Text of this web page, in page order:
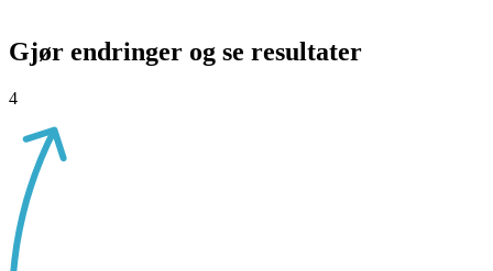
Gjør endringer og se resultater
4